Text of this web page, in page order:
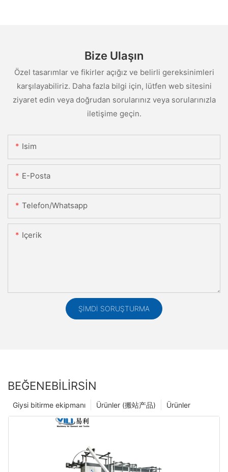
Bize Ulaşın
Özel tasarımlar ve fikirler açığız ve belirli gereksinimleri
karşılayabiliriz. Daha fazla bilgi için, lütfen web sitesini
ziyaret edin veya doğrudan sorularınız veya sorularınızla
iletişime geçin.
Isim
E-Posta
Telefon/whatsapp
Içerik
ŞIMDI SORUŞTURMA
BEĞENEBILIRSIN
Ürünler
Ürünler (搬站产品)
Giysi bitirme ekipmanı